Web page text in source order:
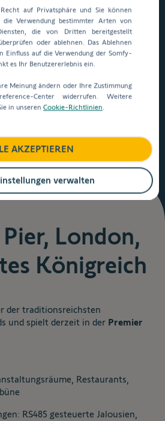
und der ganzen Welt. Lassen Sie
sie die vielfältigen
von Somfy.
London,
Königreich
der traditionsreichsten
und spielt derzeit in der Premier
Restaurants,
RS485 gesteuerte Jalousien,
auf Privatsphäre und Sie können
Verwendung bestimmter Arten von
die von Dritten bereitgestellt
oder ablehnen. Das Ablehnen
Einfluss auf die Verwendung der Somfy-
es Ihr Benutzererlebnis ein.
Meinung ändern oder Ihre Zustimmung
Center widerrufen. Weitere
in unseren Cookie-Richtlinien
AKZEPTIEREN
verwalten